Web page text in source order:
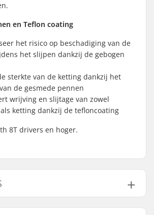
en Teflon coating
het risico op beschadiging van de
het slijpen dankzij de gebogen
sterkte van de ketting dankzij het
de gesmede pennen
wrijving en slijtage van zowel
ketting dankzij de tefloncoating
8T drivers en hoger.
Half link